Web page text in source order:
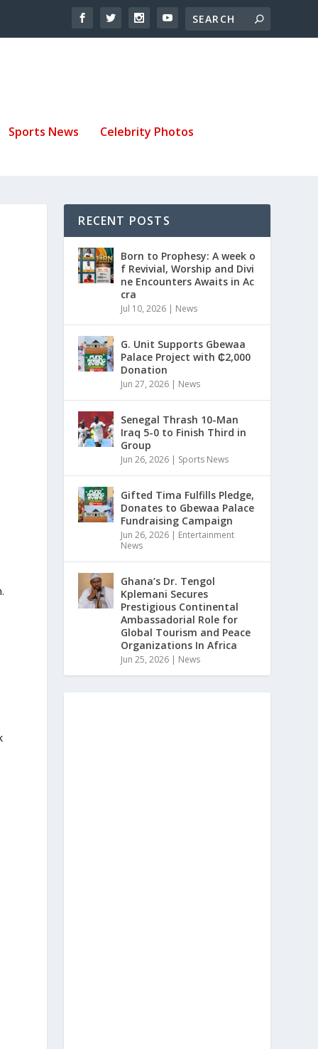
Sports News Celebrity Photos
RECENT POSTS
Born to Prophesy: A week o
f Revivial, Worship and Divi
ne Encounters Awaits in Ac
cra
Jul 10, 2026 | News
G. Unit Supports Gbewaa
Palace Project with ₵2,000
Donation
Jun 27, 2026 | News
Senegal Thrash 10-Man
Iraq 5-0 to Finish Third in
Group
Jun 26, 2026 | Sports News
Gifted Tima Fulfills Pledge,
Donates to Gbewaa Palace
Fundraising Campaign
Jun 26, 2026 | Entertainment
News
Ghana’s Dr. Tengol
Kplemani Secures
Prestigious Continental
Ambassadorial Role for
Global Tourism and Peace
Organizations In Africa
Jun 25, 2026 | News